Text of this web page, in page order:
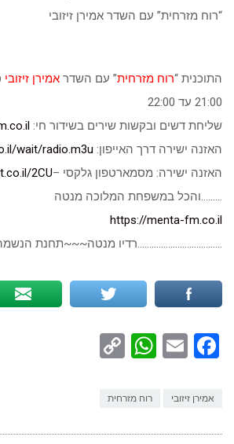
“רוח מזרחית” עם השדר אמירן זיזובי
התוכנית “רוח מזרחית” עם השדר אמירן זיזובי
21:00 עד 22:00
שליחת דשים ובקשות שירים בשידור חי:
האזנה ישירה דרך האייפון: wait/radio.m3u
האזנה ישירה: מסמארטפון גלקסי –2CU
………והכל במשפחת המלוכה מנטה
https://menta-fm.co.il
………………………………רדיו מנטה~~~תחנת
Facebook
Email
WhatsApp
אמירן זיזובי רוח מזרחית